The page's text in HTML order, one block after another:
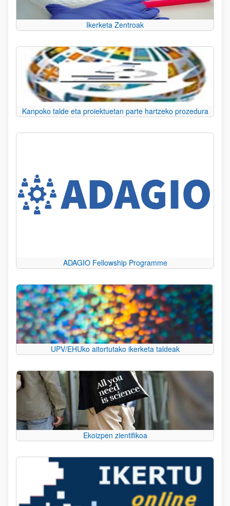
Ikerketa Zentroak
Kanpoko talde eta proiektuetan parte hartzeko prozedura
ADAGIO Fellowship Programme
UPV/EHUko aitortutako ikerketa taldeak
Ekoizpen zientifikoa